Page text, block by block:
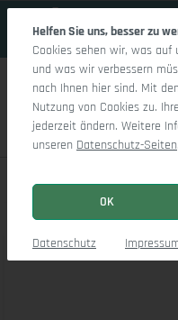
Marco LO Aho gr Small R
Bildergalerie überspringen
Helfen Sie uns, besser zu
Cookies sehen wir, was
und was wir verbessern
nach Ihnen hier sind. Mit
Nutzung von Cookies zu.
jederzeit ändern. Weitere
unseren Datenschutz-Seiten
OK
Datenschutz